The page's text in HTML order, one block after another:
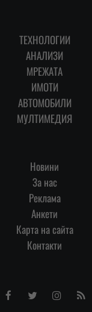
ТЕХНОЛОГИИ
АНАЛИЗИ
МРЕЖАТА
ИМОТИ
АВТОМОБИЛИ
МУЛТИМЕДИЯ
Новини
За нас
Реклама
Анкети
Карта на сайта
Контакти